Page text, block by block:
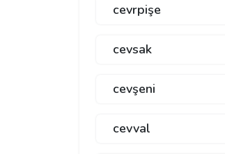
cevrpişe
cevsak
cevşeni
cevval